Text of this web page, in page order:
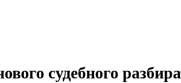
судебного